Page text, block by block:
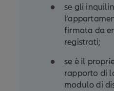
se gli
firmata da
registrati;
se è il
rapporto di
modulo di